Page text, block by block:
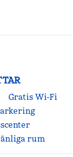
Gratis Wi-Fi
rum